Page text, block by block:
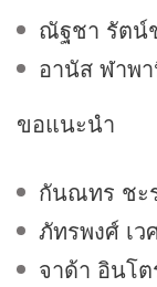
ณัฐชา รัตน์
อานัส ฬาพ
ขอแนะนำ
กันณทร ชะ
ภัทรพงศ์ เว
จาด้า อินโ